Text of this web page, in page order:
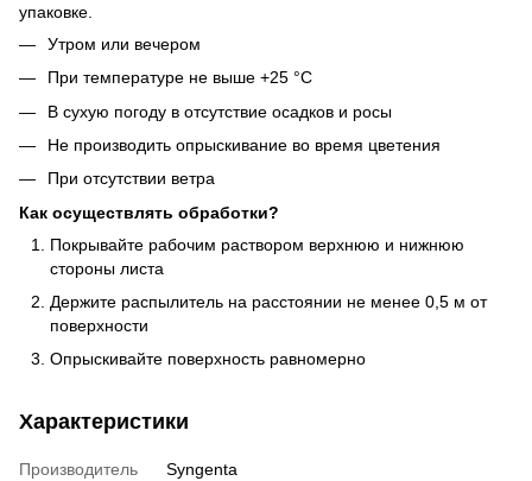
упаковке.
Утром или вечером
При температуре не выше +25 °С
В сухую погоду в отсутствие осадков и росы
Не производить опрыскивание во время цветения
При отсутствии ветра
Как осуществлять обработки?
Покрывайте рабочим раствором верхнюю и нижнюю
стороны листа
Держите распылитель на расстоянии не менее 0,5 м от
поверхности
Опрыскивайте поверхность равномерно
Характеристики
Производитель
Syngenta